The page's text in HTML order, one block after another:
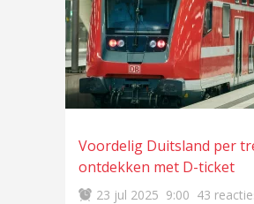
Voordelig Duitsland per
ontdekken met D-ticket
23 jul 2025 9:00 43